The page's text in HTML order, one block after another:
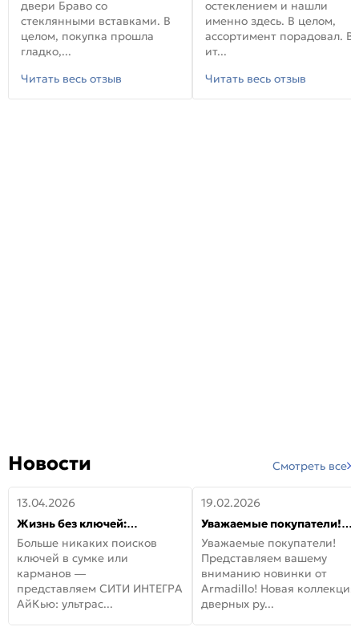
двери Браво со
стеклянными вставками. В
целом, покупка прошла
гладко,...
Читать весь отзыв
остеклением и нашли
именно здесь. В целом,
ассортимент порадовал. В
ит...
Читать весь отзыв
Новости Смотреть все
13.04.2026
Жизнь без ключей:
встречайте новую дверь
СИТИ ИНТЕГРА АйКью!
Больше никаких поисков
ключей в сумке или
карманов —
представляем СИТИ ИНТЕГРА
АйКью: ультрас...
19.02.2026
Уважаемые покупатели!
Представляем вашему
вниманию новинки от
Armadillo!
Уважаемые покупатели!
Представляем вашему
вниманию новинки от
Armadillo! Новая коллекция
дверных ру...